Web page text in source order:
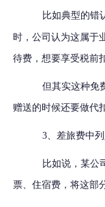
比如典型的错
时，公司认为这属于
待费，想要享受税前
但其实这种免
赠送的时候还要做代
3、差旅费中
比如说，某公
票、住宿费，将这部